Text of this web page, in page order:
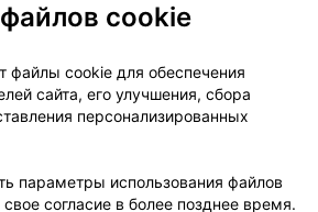
Новости проекта
Медицинский маркетинг
договор
Доставка
Вакансии Партнеры
cookie
файлы cookie для обеспечения
сайта, его улучшения, сбора
персонализированных
параметры использования файлов
согласие в более позднее время.